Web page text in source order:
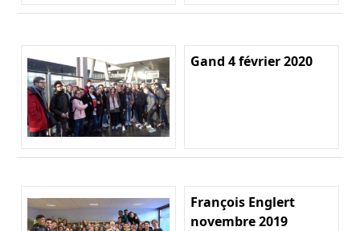
Gand 4 février 2020
François Englert
novembre 2019